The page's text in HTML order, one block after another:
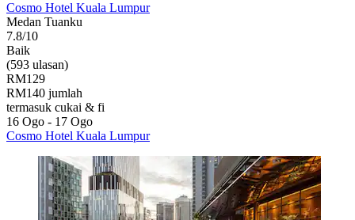
Cosmo Hotel Kuala Lumpur
Medan Tuanku
7.8/10
Baik
(593 ulasan)
RM129
RM140 jumlah
termasuk cukai & fi
16 Ogo - 17 Ogo
Cosmo Hotel Kuala Lumpur